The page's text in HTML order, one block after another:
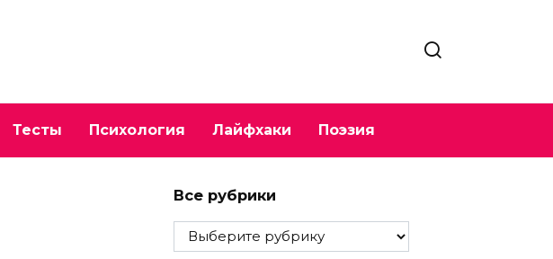
Тесты Психология Лайфхаки Поэзия
Все рубрики
Все
рубрики